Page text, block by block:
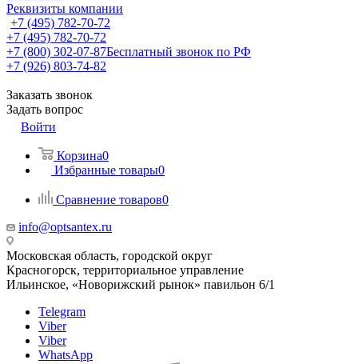
Реквизиты компании
+7 (495) 782-70-72
+7 (495) 782-70-72
+7 (800) 302-07-87Бесплатный звонок по РФ
+7 (926) 803-74-82
Заказать звонок
Задать вопрос
Войти
Корзина0
Избранные товары0
Сравнение товаров0
info@optsantex.ru
Московская область, городской округ
Красногорск, территориальное управление
Ильинское, «Новорижский рынок» павильон 6/1
Telegram
Viber
Viber
WhatsApp